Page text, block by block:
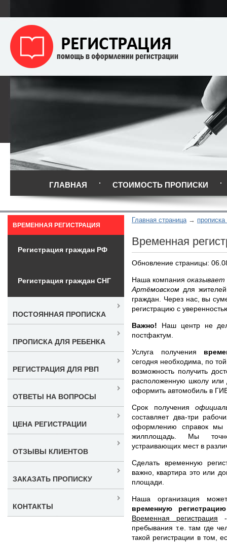
ГЛАВНАЯ СТОИМОСТЬ ПРОПИСКИ
Главная страница
Временная
Обновление страницы:
Наша компанияоказывает
Артёмовском для
граждан. Через нас, вы
регистрацию с
Важно! Наш центр не
постфактум.
Услуга получения
сегодня необходима, по
возможность получить
расположенную школу или
оформить автомобиль в
Срок получения
составляет два-три
оформлению справок
жилплощадь. Мы
устраивающих мест в
Сделать временную
важно, квартира это или
площади.
Наша организация
временную
Временная регистрация -
пребывания т.е. там где
такой регистрации в том,
ВРЕМЕННАЯ РЕГИСТРАЦИЯ
Регистрация граждан РФ
Регистрация граждан СНГ
ПОСТОЯННАЯ ПРОПИСКА
ПРОПИСКА ДЛЯ РЕБЕНКА
РЕГИСТРАЦИЯ ДЛЯ РВП
ОТВЕТЫ НА ВОПРОСЫ
ЦЕНА РЕГИСТРАЦИИ
ОТЗЫВЫ КЛИЕНТОВ
ЗАКАЗАТЬ ПРОПИСКУ
КОНТАКТЫ